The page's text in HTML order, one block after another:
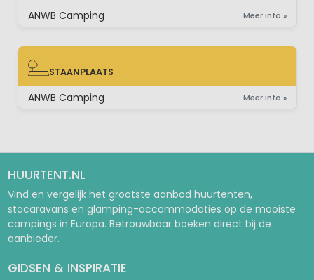
ANWB Camping Meer info »
STAANPLAATS
STAANPLAATS
ANWB Camping Meer info »
HUURTENT.NL
Vind en vergelijk het grootste aanbod huurtenten,
stacaravans en glamping-accommodaties op de mooiste
campings in Europa. Betrouwbaar boeken direct bij de
aanbieder.
GIDSEN & INSPIRATIE